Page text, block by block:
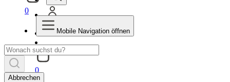
0
0
Mobile Navigation öffnen
Abbrechen